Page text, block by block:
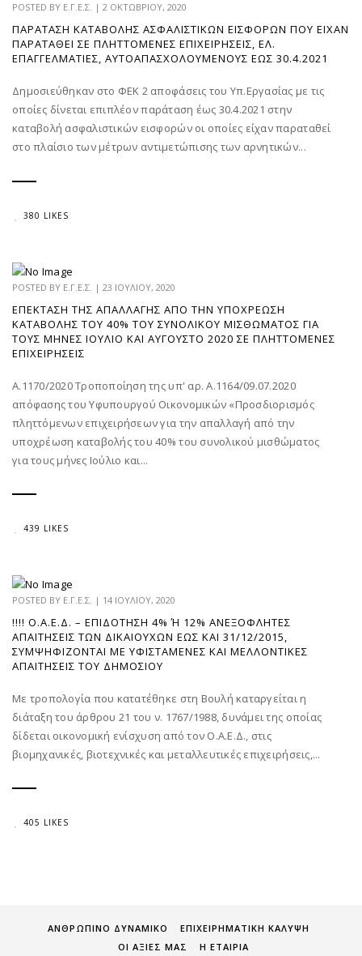
POSTED BY Ε.Γ.Ε.Σ. | 2 ΟΚΤΩΒΡΊΟΥ, 2020
ΠΑΡΆΤΑΣΗ ΚΑΤΑΒΟΛΉΣ ΑΣΦΑΛΙΣΤΙΚΏΝ ΕΙΣΦΟΡΏΝ ΠΟΥ ΕΊΧΑΝ
ΠΑΡΑΤΑΘΕΊ ΣΕ ΠΛΗΤΤΌΜΕΝΕΣ ΕΠΙΧΕΙΡΉΣΕΙΣ, ΕΛ.
ΕΠΑΓΓΕΛΜΑΤΊΕΣ, ΑΥΤΟΑΠΑΣΧΟΛΟΎΜΕΝΟΥΣ ΈΩΣ 30.4.2021
Δημοσιεύθηκαν στο ΦΕΚ 2 αποφάσεις του Υπ.Εργασίας με τις
οποίες δίνεται επιπλέον παράταση έως 30.4.2021 στην
καταβολή ασφαλιστικών εισφορών οι οποίες είχαν παραταθεί
στο πλαίσιο των μέτρων αντιμετώπισης των αρνητικών...
380 LIKES
POSTED BY Ε.Γ.Ε.Σ. | 23 ΙΟΥΛΊΟΥ, 2020
ΕΠΈΚΤΑΣΗ ΤΗΣ ΑΠΑΛΛΑΓΉΣ ΑΠΌ ΤΗΝ ΥΠΟΧΡΈΩΣΗ
ΚΑΤΑΒΟΛΉΣ ΤΟΥ 40% ΤΟΥ ΣΥΝΟΛΙΚΟΎ ΜΙΣΘΏΜΑΤΟΣ ΓΙΑ
ΤΟΥΣ ΜΉΝΕΣ ΙΟΎΛΙΟ ΚΑΙ ΑΎΓΟΥΣΤΟ 2020 ΣΕ ΠΛΗΤΤΌΜΕΝΕΣ
ΕΠΙΧΕΙΡΉΣΕΙΣ
Α.1170/2020 Τροποποίηση της υπ' αρ. Α.1164/09.07.2020
απόφασης του Υφυπουργού Οικονομικών «Προσδιορισμός
πληττόμενων επιχειρήσεων για την απαλλαγή από την
υποχρέωση καταβολής του 40% του συνολικού μισθώματος
για τους μήνες Ιούλιο και...
439 LIKES
POSTED BY Ε.Γ.Ε.Σ. | 14 ΙΟΥΛΊΟΥ, 2020
!!!! Ο.Α.Ε.Δ. – ΕΠΙΔΌΤΗΣΗ 4% Ή 12% ΑΝΕΞΌΦΛΗΤΕΣ Α
ΠΑΙΤΉΣΕΙΣ ΤΩΝ ΔΙΚΑΙΟΎΧΩΝ ΈΩΣ ΚΑΙ 31/12/2015, Σ
ΥΜΨΗΦΊΖΟΝΤΑΙ ΜΕ ΥΦΙΣΤΆΜΕΝΕΣ ΚΑΙ ΜΕΛΛΟΝΤΙΚΈΣ Α
ΠΑΙΤΉΣΕΙΣ ΤΟΥ ΔΗΜΟΣΊΟΥ
Με τροπολογία που κατατέθηκε στη Βουλή καταργείται η
διάταξη του άρθρου 21 του ν. 1767/1988, δυνάμει της οποίας
δίδεται οικονομική ενίσχυση από τον Ο.Α.Ε.Δ., στις
βιομηχανικές, βιοτεχνικές και μεταλλευτικές επιχειρήσεις,...
405 LIKES
ΑΝΘΡΩΠΙΝΟ ΔΥΝΑΜΙΚΟ
ΕΠΙΧΕΙΡΗΜΑΤΙΚΗ ΚΑΛΥΨΗ
ΟΙ ΑΞΙΕΣ ΜΑΣ
Η ΕΤΑΙΡΙΑ